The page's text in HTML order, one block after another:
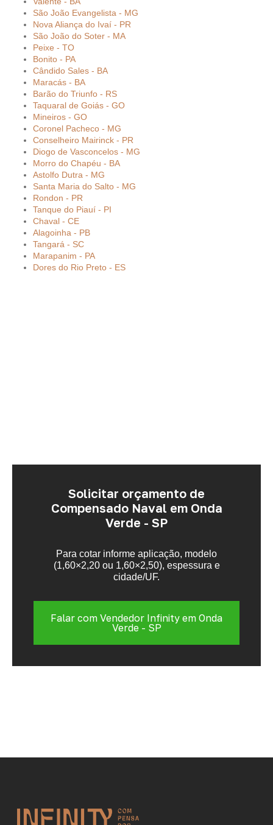
São João Evangelista - MG
Nova Aliança do Ivaí - PR
São João do Soter - MA
Peixe - TO
Bonito - PA
Cândido Sales - BA
Maracás - BA
Barão do Triunfo - RS
Taquaral de Goiás - GO
Mineiros - GO
Coronel Pacheco - MG
Conselheiro Mairinck - PR
Diogo de Vasconcelos - MG
Morro do Chapéu - BA
Astolfo Dutra - MG
Santa Maria do Salto - MG
Rondon - PR
Tanque do Piauí - PI
Chaval - CE
Alagoinha - PB
Tangará - SC
Marapanim - PA
Dores do Rio Preto - ES
Solicitar orçamento de
Compensado Naval em Onda
Verde - SP
Para cotar informe aplicação, modelo
(1,60×2,20 ou 1,60×2,50), espessura e
cidade/UF.
Falar com Vendedor Infinity em Onda
Verde - SP